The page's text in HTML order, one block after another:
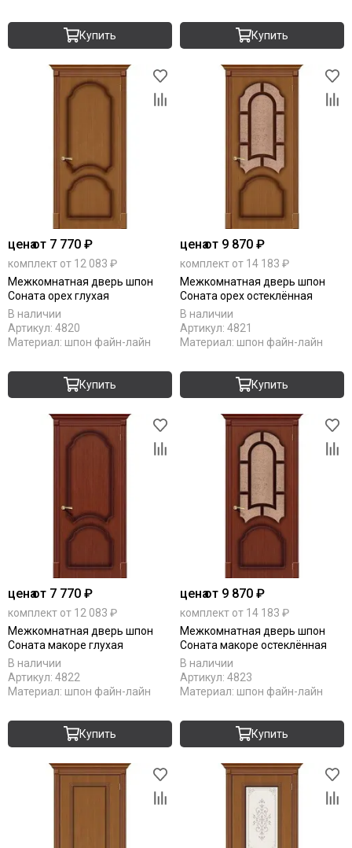
Купить Купить
ценаот 7 770 ₽
комплект от 12 083 ₽
Межкомнатная дверь шпон
Соната орех глухая
В наличии
Артикул: 4820
Материал: шпон файн-лайн
Купить
ценаот 9 870 ₽
комплект от 14 183 ₽
Межкомнатная дверь шпон
Соната орех остеклённая
В наличии
Артикул: 4821
Материал: шпон файн-лайн
Купить
ценаот 7 770 ₽
комплект от 12 083 ₽
Межкомнатная дверь шпон
Соната макоре глухая
В наличии
Артикул: 4822
Материал: шпон файн-лайн
Купить
ценаот 9 870 ₽
комплект от 14 183 ₽
Межкомнатная дверь шпон
Соната макоре остеклённая
В наличии
Артикул: 4823
Материал: шпон файн-лайн
Купить